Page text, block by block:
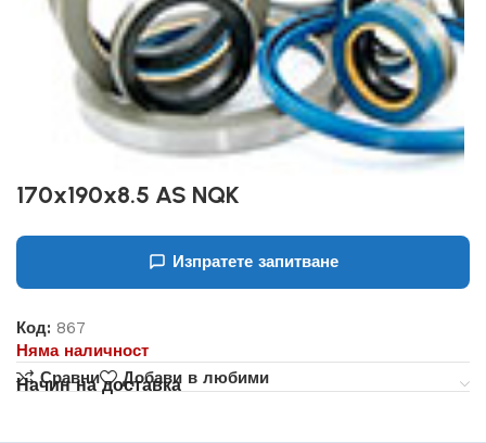
170x190x8.5 AS NQK
Изпратете запитване
Код: 867
Няма наличност
Сравни
Добави в любими
Начин на доставка